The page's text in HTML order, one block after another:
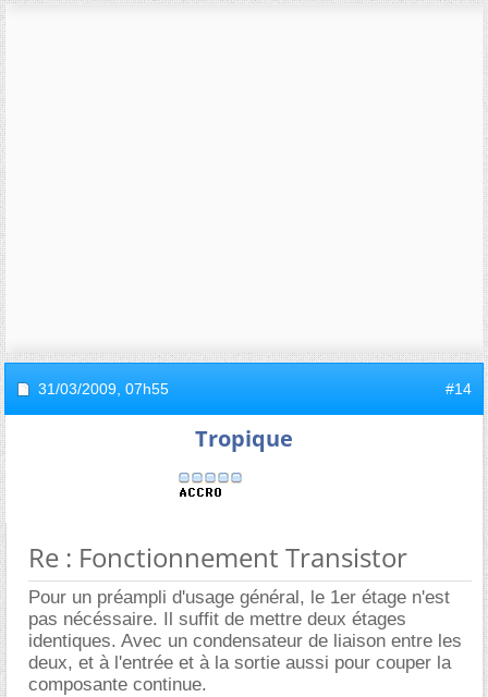
31/03/2009, 07h55 #14
Tropique
Re : Fonctionnement Transistor
Pour un préampli d'usage général, le 1er étage n'est
pas nécéssaire. Il suffit de mettre deux étages
identiques. Avec un condensateur de liaison entre les
deux, et à l'entrée et à la sortie aussi pour couper la
composante continue.